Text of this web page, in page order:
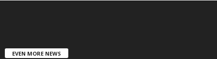
EVEN MORE NEWS